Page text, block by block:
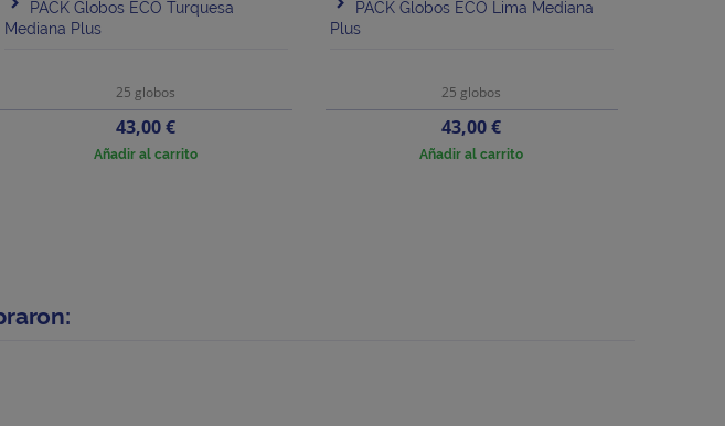
PACK Globos ECO Turquesa
Mediana Plus
25 globos
Precio
43,00 €
Añadir al carrito
PACK Globos ECO Lima Mediana
Plus
25 globos
Precio
43,00 €
Añadir al carrito